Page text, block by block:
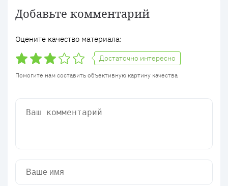
Добавьте комментарий
Оцените качество материала:
Достаточно интересно
Помогите нам составить объективную картину качества